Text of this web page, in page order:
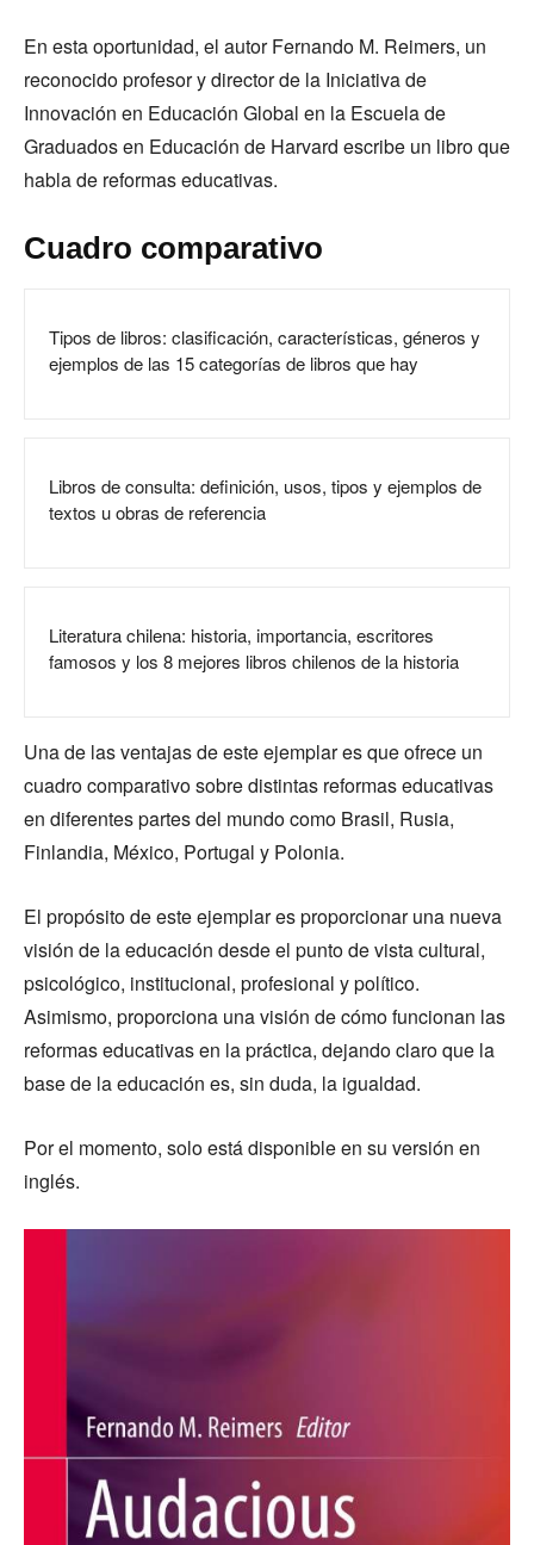
En esta oportunidad, el autor Fernando M. Reimers, un
reconocido profesor y director de la Iniciativa de
Innovación en Educación Global en la Escuela de
Graduados en Educación de Harvard escribe un libro que
habla de reformas educativas.
Cuadro comparativo
Tipos de libros: clasificación, características, géneros y
ejemplos de las 15 categorías de libros que hay
Libros de consulta: definición, usos, tipos y ejemplos de
textos u obras de referencia
Literatura chilena: historia, importancia, escritores
famosos y los 8 mejores libros chilenos de la historia
Una de las ventajas de este ejemplar es que ofrece un
cuadro comparativo sobre distintas reformas educativas
en diferentes partes del mundo como Brasil, Rusia,
Finlandia, México, Portugal y Polonia.
El propósito de este ejemplar es proporcionar una nueva
visión de la educación desde el punto de vista cultural,
psicológico, institucional, profesional y político.
Asimismo, proporciona una visión de cómo funcionan las
reformas educativas en la práctica, dejando claro que la
base de la educación es, sin duda, la igualdad.
Por el momento, solo está disponible en su versión en
inglés.